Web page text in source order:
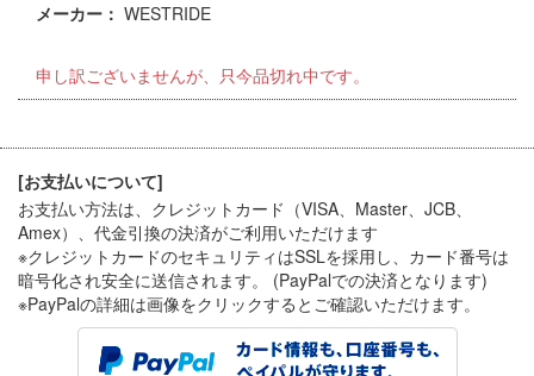
メーカー： WESTRIDE
申し訳ございませんが、只今品切れ中です。
[お支払いについて]
お支払い方法は、クレジットカード（VISA、Master、JCB、
Amex）、代金引換の決済がご利用いただけます
※クレジットカードのセキュリティはSSLを採用し、カード番号は
暗号化され安全に送信されます。 (PayPalでの決済となります)
※PayPalの詳細は画像をクリックするとご確認いただけます。